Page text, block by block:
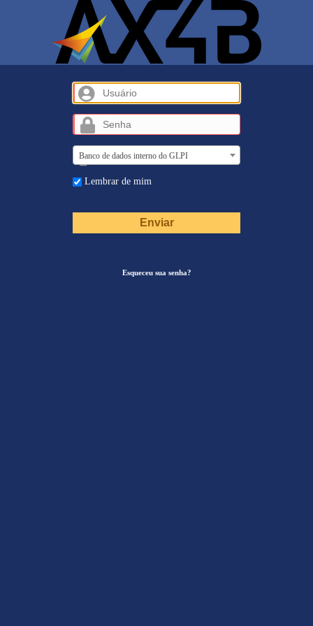
Usuário
Senha
Banco de dados interno do GLPI
Lembrar de mim
Esqueceu sua senha?